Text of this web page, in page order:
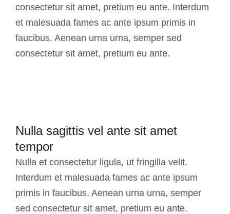
consectetur sit amet, pretium eu ante. Interdum
et malesuada fames ac ante ipsum primis in
faucibus. Aenean urna urna, semper sed
consectetur sit amet, pretium eu ante.
Nulla sagittis vel ante sit amet
tempor
Nulla et consectetur ligula, ut fringilla velit.
Interdum et malesuada fames ac ante ipsum
primis in faucibus. Aenean urna urna, semper
sed consectetur sit amet, pretium eu ante.